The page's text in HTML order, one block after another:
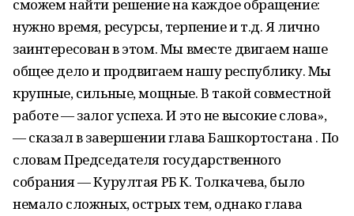
сможем найти решение на каждое обращение:
нужно время, ресурсы, терпение и т.д. Я лично
заинтересован в этом. Мы вместе двигаем наше
общее дело и продвигаем нашу республику. Мы
крупные, сильные, мощные. В такой совместной
работе — залог успеха. И это не высокие слова»,
— сказал в завершении глава Башкортостана . По
словам Председателя государственного
собрания — Курултая РБ К. Толкачева, было
немало сложных, острых тем, однако глава